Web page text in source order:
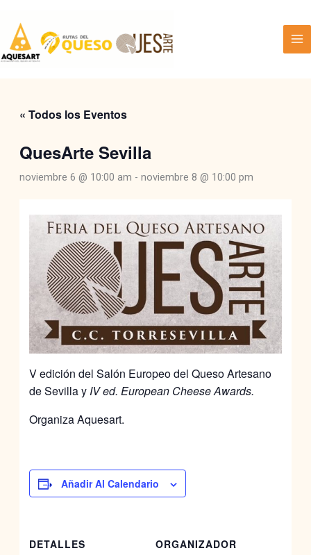
contenido
« Todos los Eventos
QuesArte Sevilla
noviembre 6 @ 10:00 am - noviembre 8 @ 10:00 pm
V edición del Salón Europeo del Queso Artesano
de Sevilla y IV ed. European Cheese Awards.
Organiza Aquesart.
Añadir Al Calendario
DETALLES
ORGANIZADOR